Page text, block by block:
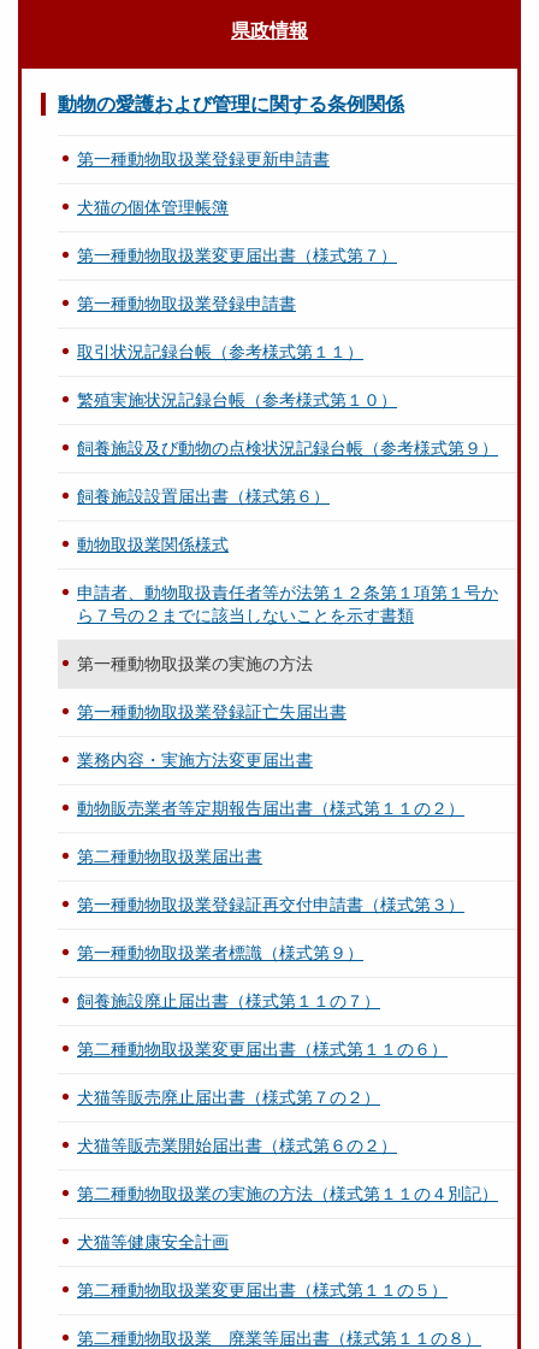
県政情報
動物の愛護および管理に関する条例関係
第一種動物取扱業登録更新申請書
犬猫の個体管理帳簿
第一種動物取扱業変更届出書（様式第７）
第一種動物取扱業登録申請書
取引状況記録台帳（参考様式第１１）
繁殖実施状況記録台帳（参考様式第１０）
飼養施設及び動物の点検状況記録台帳（参考様式第９）
飼養施設設置届出書（様式第６）
動物取扱業関係様式
申請者、動物取扱責任者等が法第１２条第１項第１号か
ら７号の２までに該当しないことを示す書類
第一種動物取扱業の実施の方法
第一種動物取扱業登録証亡失届出書
業務内容・実施方法変更届出書
動物販売業者等定期報告届出書（様式第１１の２）
第二種動物取扱業届出書
第一種動物取扱業登録証再交付申請書（様式第３）
第一種動物取扱業者標識（様式第９）
飼養施設廃止届出書（様式第１１の７）
第二種動物取扱業変更届出書（様式第１１の６）
犬猫等販売廃止届出書（様式第７の２）
犬猫等販売業開始届出書（様式第６の２）
第二種動物取扱業の実施の方法（様式第１１の４別記）
犬猫等健康安全計画
第二種動物取扱業変更届出書（様式第１１の５）
第二種動物取扱業 廃業等届出書（様式第１１の８）